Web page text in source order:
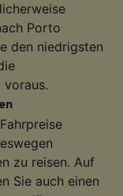
Porto
den niedrigsten
voraus.
zu reisen. Auf
Sie auch einen